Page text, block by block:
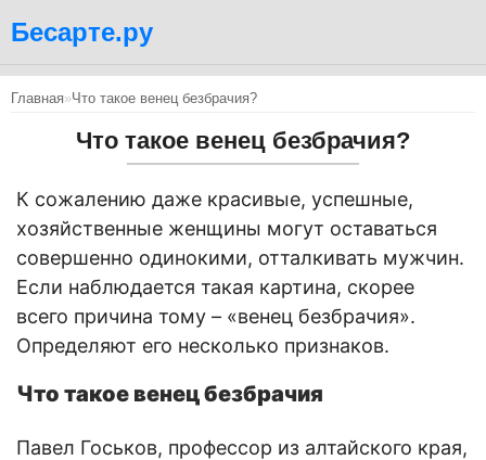
Бесарте.ру
Главная»Что такое венец безбрачия?
Что такое венец безбрачия?
К сожалению даже красивые, успешные,
хозяйственные женщины могут оставаться
совершенно одинокими, отталкивать мужчин.
Если наблюдается такая картина, скорее
всего причина тому – «венец безбрачия».
Определяют его несколько признаков.
Что такое венец безбрачия
Павел Госьков, профессор из алтайского края,